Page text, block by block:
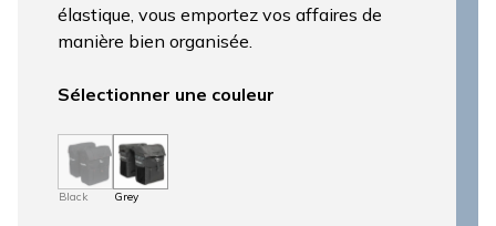
élastique, vous emportez vos affaires de
manière bien organisée.
Sélectionner une couleur
Black Grey